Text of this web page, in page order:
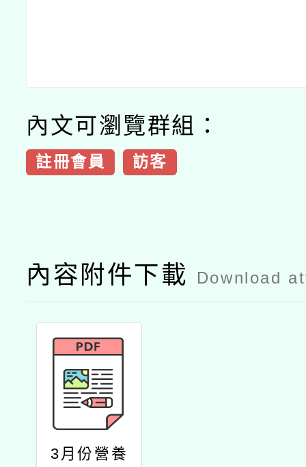
內文可瀏覽群組：
註冊會員 訪客
內容附件下載 Download
3月份營養